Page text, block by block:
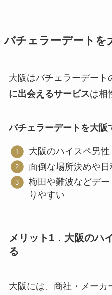
バチェラーデートを
大阪はバチェラーデート
に出会えるサービスは相
バチェラーデートを大阪
大阪のハイスペ男
面倒な場所決めや
梅田や難波などデ
りやすい
メリット1．大阪のハ
る
大阪には、商社・メーカ